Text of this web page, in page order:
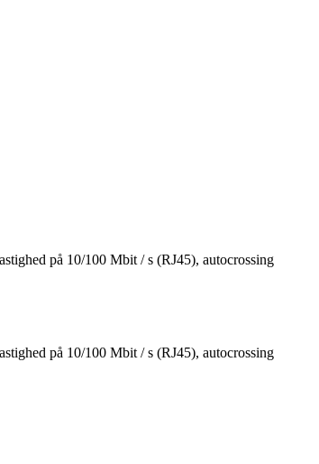
på 10/100 Mbit / s (RJ45), autocrossing
på 10/100 Mbit / s (RJ45), autocrossing